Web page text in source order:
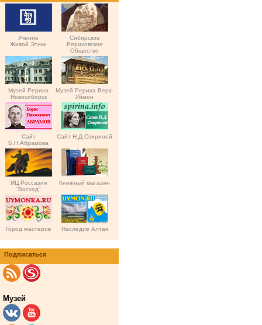
Учение
Живой Этики
Сибирское
Рериховское
Общество
Музей Рериха
Новосибирск
Музей Рериха Верх-
Уймон
Сайт
Б.Н.Абрамова
Сайт Н.Д.Спириной
ИЦ Россазия
"Восход"
Книжный магазин
Город мастеров Наследие Алтая
Подписаться
Музей